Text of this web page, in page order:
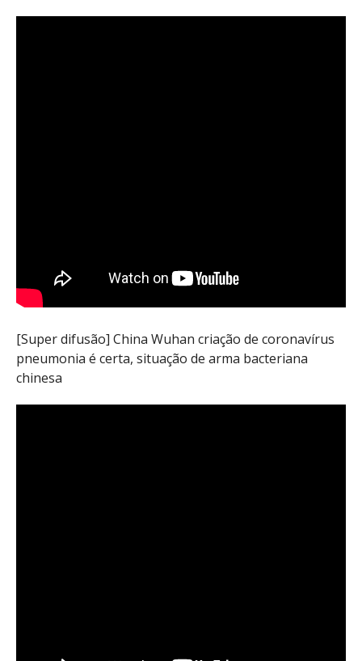
[Super difusão] China Wuhan criação de coronavírus
pneumonia é certa, situação de arma bacteriana
chinesa ️